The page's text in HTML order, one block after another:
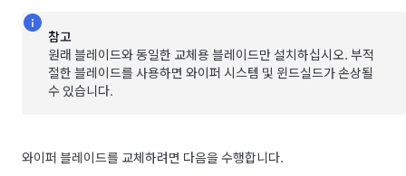
참고
원래 블레이드와 동일한 교체용 블레이드만 설치하십시오. 부적
절한 블레이드를 사용하면 와이퍼 시스템 및 윈드실드가 손상될
수 있습니다.
와이퍼 블레이드를 교체하려면 다음을 수행합니다.